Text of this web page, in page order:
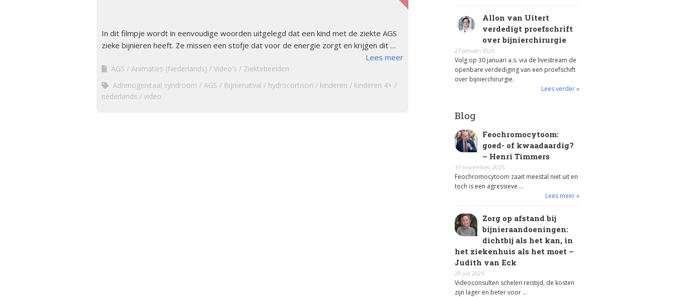
bijnier
Bijnierschorscarcinoom
Factsheets Arbeid en
ziek zijn
Infografics
In dit filmpje wordt in eenvoudige woorden uitgelegd dat een kind met de ziekte AGS
zieke bijnieren heeft. Ze missen een stofje dat voor de energie zorgt en krijgen dit …
Lees meer
AGS Animaties (Nederlands) Video's
Ziektebeelden
Adrenogenitaal syndroom
AGS Bijnieruitval hydrocortison kinderen
kinderen 4+
nederlands
video
Allon van Uitert
verdedigt proefschrift
over bijnierchirurgie
27 januari 2026
Volg op 30 januari a.s. via de livestream de
openbare verdediging van een proefschift
over bijnierchirurgie.
Lees verder »
Blog
Feochromocytoom:
goed- of kwaadaardig?
– Henri Timmers
17 november 2025
Feochromocytoom zaait meestal niet uit en
toch is een agressieve …
Lees meer »
Zorg op afstand bij
bijnieraandoeningen:
dichtbij als het kan, in
het ziekenhuis als het moet –
Judith van Eck
29 juli 2025
Videoconsulten schelen reistijd, de kosten
zijn lager en beter voor …